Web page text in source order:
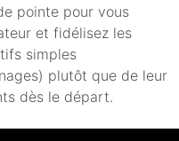
pointe pour vous
et fidélisez les
simples
plutôt que de leur
dès le départ.